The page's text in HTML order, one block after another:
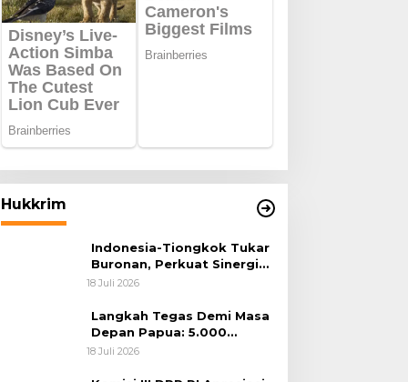
Hukkrim
Indonesia-Tiongkok Tukar
Buronan, Perkuat Sinergi
Penegakan Hukum Lintas
18 Juli 2026
Langkah Tegas Demi Masa
Depan Papua: 5.000
Batang Ganja Berhasil
18 Juli 2026